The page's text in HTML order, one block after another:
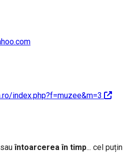
index.php?f=muzee&m=3
sauîntoarcerea în timp... cel puțin